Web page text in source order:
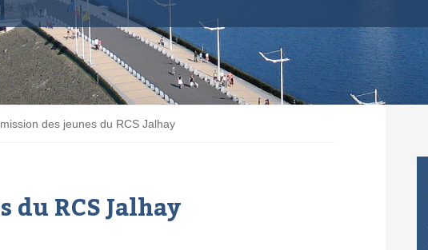
des jeunes du RCS Jalhay
du RCS Jalhay